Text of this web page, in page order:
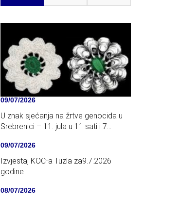
09/07/2026
U znak sjećanja na žrtve genocida u
Srebrenici – 11. jula u 11 sati i 7
području Tuzlanskog kantona
09/07/2026
Izvjestaj KOC-a Tuzla za9.7.2026
godine.
08/07/2026